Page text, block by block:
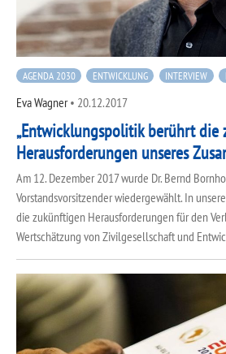
AGENDA 2030 ENTWICKLUNG INTERVIEW
Eva Wagner• 20.12.2017
„Entwicklungspolitik berührt die
Herausforderungen unseres
Am 12. Dezember 2017 wurde Dr. Bernd
Vorstandsvorsitzender wiedergewählt. In
die zukünftigen Herausforderungen für den
Wertschätzung von Zivilgesellschaft und